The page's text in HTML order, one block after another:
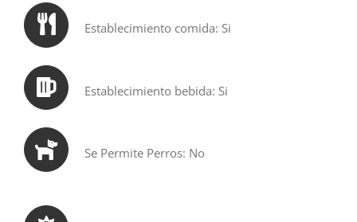
Establecimiento comida: Si
Establecimiento bebida: Si
Se Permite Perros: No